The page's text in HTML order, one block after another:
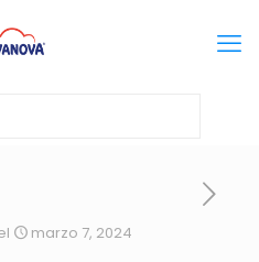
marzo 7, 2024